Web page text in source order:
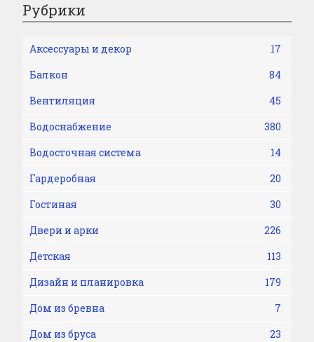
Рубрики
Аксессуары и декор
17
Балкон
84
Вентиляция
45
Водоснабжение
380
Водосточная система
14
Гардеробная
20
Гостиная
30
Двери и арки
226
Детская
113
Дизайн и планировка
179
Дом из бревна
7
Дом из бруса
23